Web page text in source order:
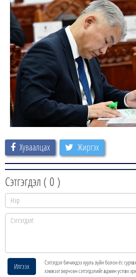
Хуваалцах Жиргэх
Сэтгэгдэл ( 0 )
Илгээх
Сэтгэгдэл бичихдээ хууль зүйн болон ёс
хэмжээг зөрчсөн сэтгэгдэлийг админ устгах